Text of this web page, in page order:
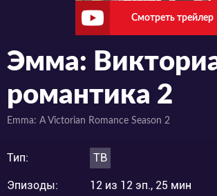
Смотреть трейлер
Эмма:
романтика 2
Emma: A Victorian Romance Season 2
Тип: ТВ
Эпизоды:
12 из 12 эп., 25 мин